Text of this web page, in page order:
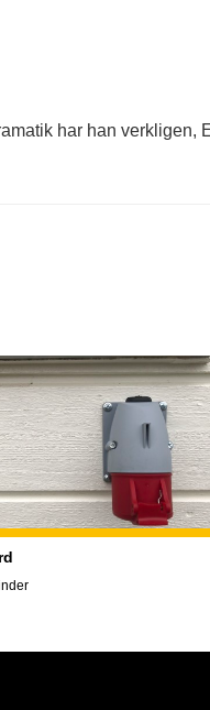
har han verkligen,